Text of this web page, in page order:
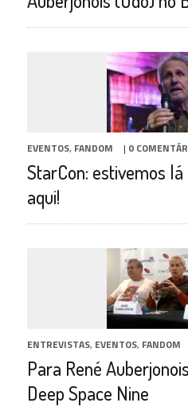
EVENTOS, FANDOM | 0
StarCon: estivemos
aqui!
ENTREVISTAS, EVENTOS, FANDOM
Para René
Deep Space Nine